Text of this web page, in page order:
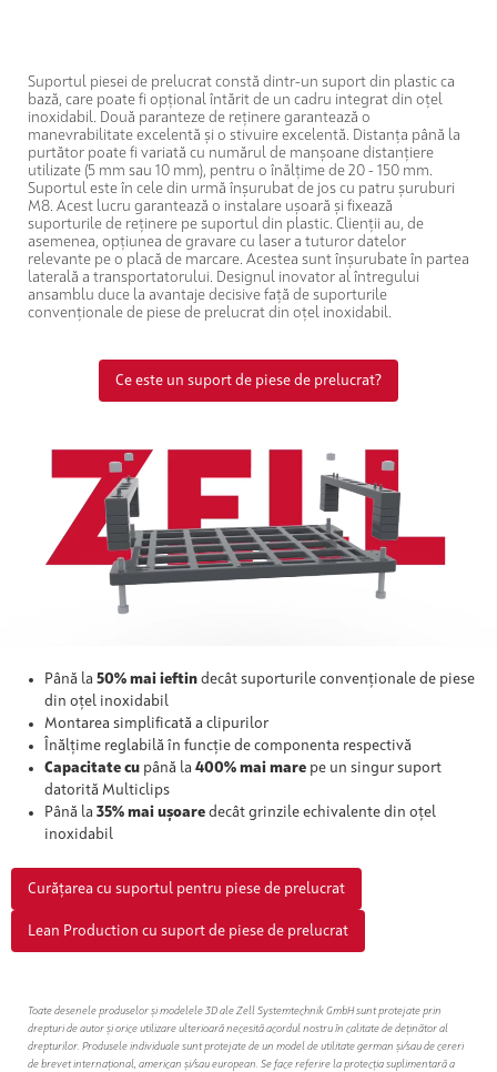
Suportul piesei de prelucrat constă dintr-un suport din plastic ca
bază, care poate fi opțional întărit de un cadru integrat din oțel
inoxidabil. Două paranteze de reținere garantează o
manevrabilitate excelentă și o stivuire excelentă. Distanța până la
purtător poate fi variată cu numărul de manșoane distanțiere
utilizate (5 mm sau 10 mm), pentru o înălțime de 20 - 150 mm.
Suportul este în cele din urmă înșurubat de jos cu patru șuruburi
M8. Acest lucru garantează o instalare ușoară și fixează
suporturile de reținere pe suportul din plastic. Clienții au, de
asemenea, opțiunea de gravare cu laser a tuturor datelor
relevante pe o placă de marcare. Acestea sunt înșurubate în partea
laterală a transportatorului. Designul inovator al întregului
ansamblu duce la avantaje decisive față de suporturile
convenționale de piese de prelucrat din oțel inoxidabil.
Ce este un suport de piese de prelucrat?
Până la 50% mai ieftin decât suporturile convenționale de piese
din oțel inoxidabil
Montarea simplificată a clipurilor
Înălțime reglabilă în funcție de componenta respectivă
Capacitate cu până la 400% mai mare pe un singur suport
datorită Multiclips
Până la 35% mai ușoare decât grinzile echivalente din oțel
inoxidabil
Curățarea cu suportul pentru piese de prelucrat
Lean Production cu suport de piese de prelucrat
Toate desenele produselor și modelele 3D ale Zell Systemtechnik GmbH sunt protejate prin
drepturi de autor și orice utilizare ulterioară necesită acordul nostru în calitate de deținător al
drepturilor. Produsele individuale sunt protejate de un model de utilitate german și/sau de cereri
de brevet internațional, american și/sau european. Se face referire la protecția suplimentară a